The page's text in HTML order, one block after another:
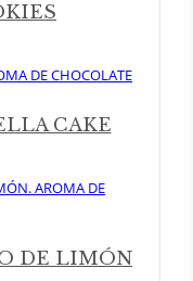
CAKE
DE LIMÓN